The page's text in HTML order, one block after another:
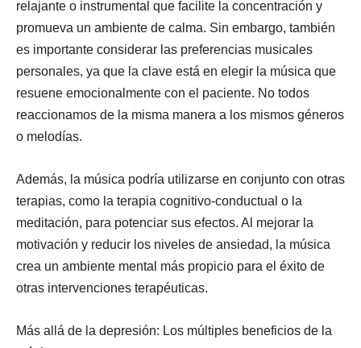
relajante o instrumental que facilite la concentración y
promueva un ambiente de calma. Sin embargo, también
es importante considerar las preferencias musicales
personales, ya que la clave está en elegir la música que
resuene emocionalmente con el paciente. No todos
reaccionamos de la misma manera a los mismos géneros
o melodías.
Además, la música podría utilizarse en conjunto con otras
terapias, como la terapia cognitivo-conductual o la
meditación, para potenciar sus efectos. Al mejorar la
motivación y reducir los niveles de ansiedad, la música
crea un ambiente mental más propicio para el éxito de
otras intervenciones terapéuticas.
Más allá de la depresión: Los múltiples beneficios de la